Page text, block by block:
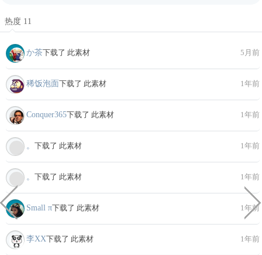
热度 11
か茶下载了 此素材 5月前
稀饭泡面下载了 此素材 1年前
Conquer365下载了 此素材 1年前
。 下载了 此素材 1年前
。 下载了 此素材 1年前
Small π下载了 此素材 1年前
李XX下载了 此素材 1年前